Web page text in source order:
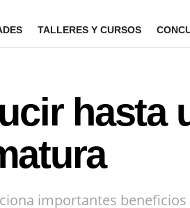
TALLERES Y CURSOS
hasta
importantes beneficios